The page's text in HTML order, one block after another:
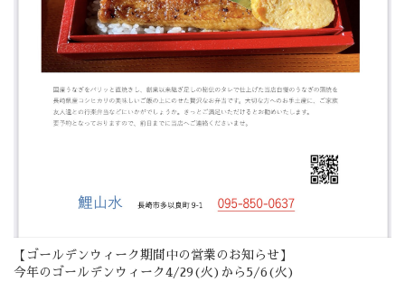
【ゴールデンウィーク期間中の営業のお知らせ】
今年のゴールデンウィーク4/29(火)から5/6(火)